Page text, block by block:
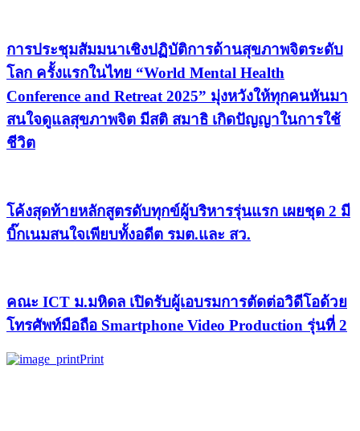
การประชุมสัมมนาเชิงปฏิบัติการด้านสุขภาพจิตระดับ
โลก ครั้งแรกในไทย “World Mental Health
Conference and Retreat 2025” มุ่งหวังให้ทุกคนหันมา
สนใจดูแลสุขภาพจิต มีสติ สมาธิ เกิดปัญญาในการใช้
ชีวิต
โค้งสุดท้ายหลักสูตรดับทุกข์ผู้บริหารรุ่นแรก เผยชุด 2 มี
บิ๊กเนมสนใจเพียบทั้งอดีต รมต.และ สว.
คณะ ICT ม.มหิดล เปิดรับผู้เอบรมการตัดต่อวิดีโอด้วย
โทรศัพท์มือถือ Smartphone Video Production รุ่นที่ 2
Print